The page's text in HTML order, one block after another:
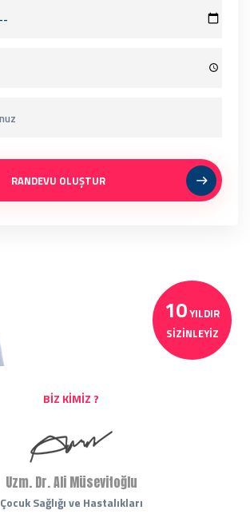
RANDEVU OLUŞTUR
10YILDIR
SIZINLEYIZ
BIZ KIMIZ ?
Uzm. Dr. Ali Müsevitoğlu
Çocuk Sağlığı ve Hastalıkları